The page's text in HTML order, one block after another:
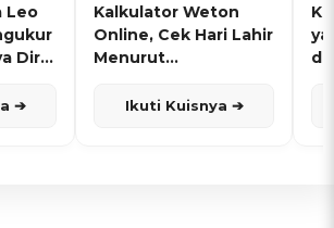
Leo
Diri
➔
Kalkulator Weton
Online, Cek Hari Lahir
Menurut
Ikuti Kuisnya ➔